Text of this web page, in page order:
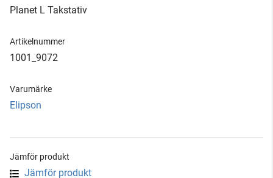
Planet L Takstativ
Artikelnummer
1001_9072
Varumärke
Elipson
Jämför produkt
Jämför produkt